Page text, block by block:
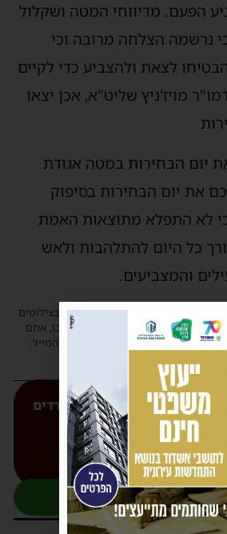
הפעם. מדיווחי המטה ושקלול
נרשמה הצלחה מרובה וכי
לצאת ולהצביע כדי לקיים
מויז'ניץ שליט"א, אכן יצאו
יום הבחירות במטה אגודת
את יום הבחירות בסיפוק
לא התפלא מתוצאות האמת
כל היום להתלהבות ולאש
והמצביעים.
,יעקב טסלר
ועושים מאמץ לאתר את בעלי הזכויות בצילומים
בפרסומינו צילום שיש לכם זכויות בו, אתם
לחדול מהשימוש באמצעות כתובת המייל:
האפליקצייה המובילה של 'חרדים
אליכם לנייד
לאפל
העדכונים בוואטסאפ
פרסומת